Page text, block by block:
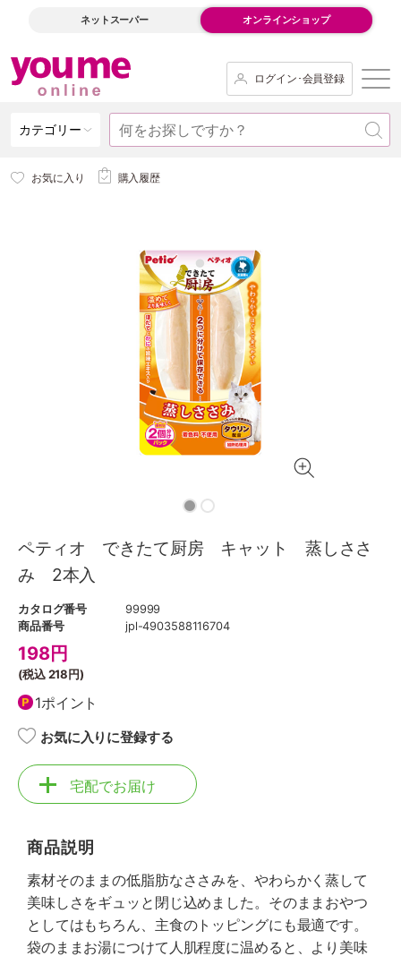
ネットスーパー オンラインショップ
ログイン･会員登録
カテゴリー
お気に入り 購入履歴
ペティオ できたて厨房 キャット 蒸しささ
み 2本入
カタログ番号
99999
商品番号
jpl-4903588116704
198円
(税込218円)
1ポイント
お気に入りに登録する
宅配でお届け
商品説明
素材そのままの低脂肪なささみを、やわらかく蒸して
美味しさをギュッと閉じ込めました。そのままおやつ
としてはもちろん、主食のトッピングにも最適です。
袋のままお湯につけて人肌程度に温めると、より美味